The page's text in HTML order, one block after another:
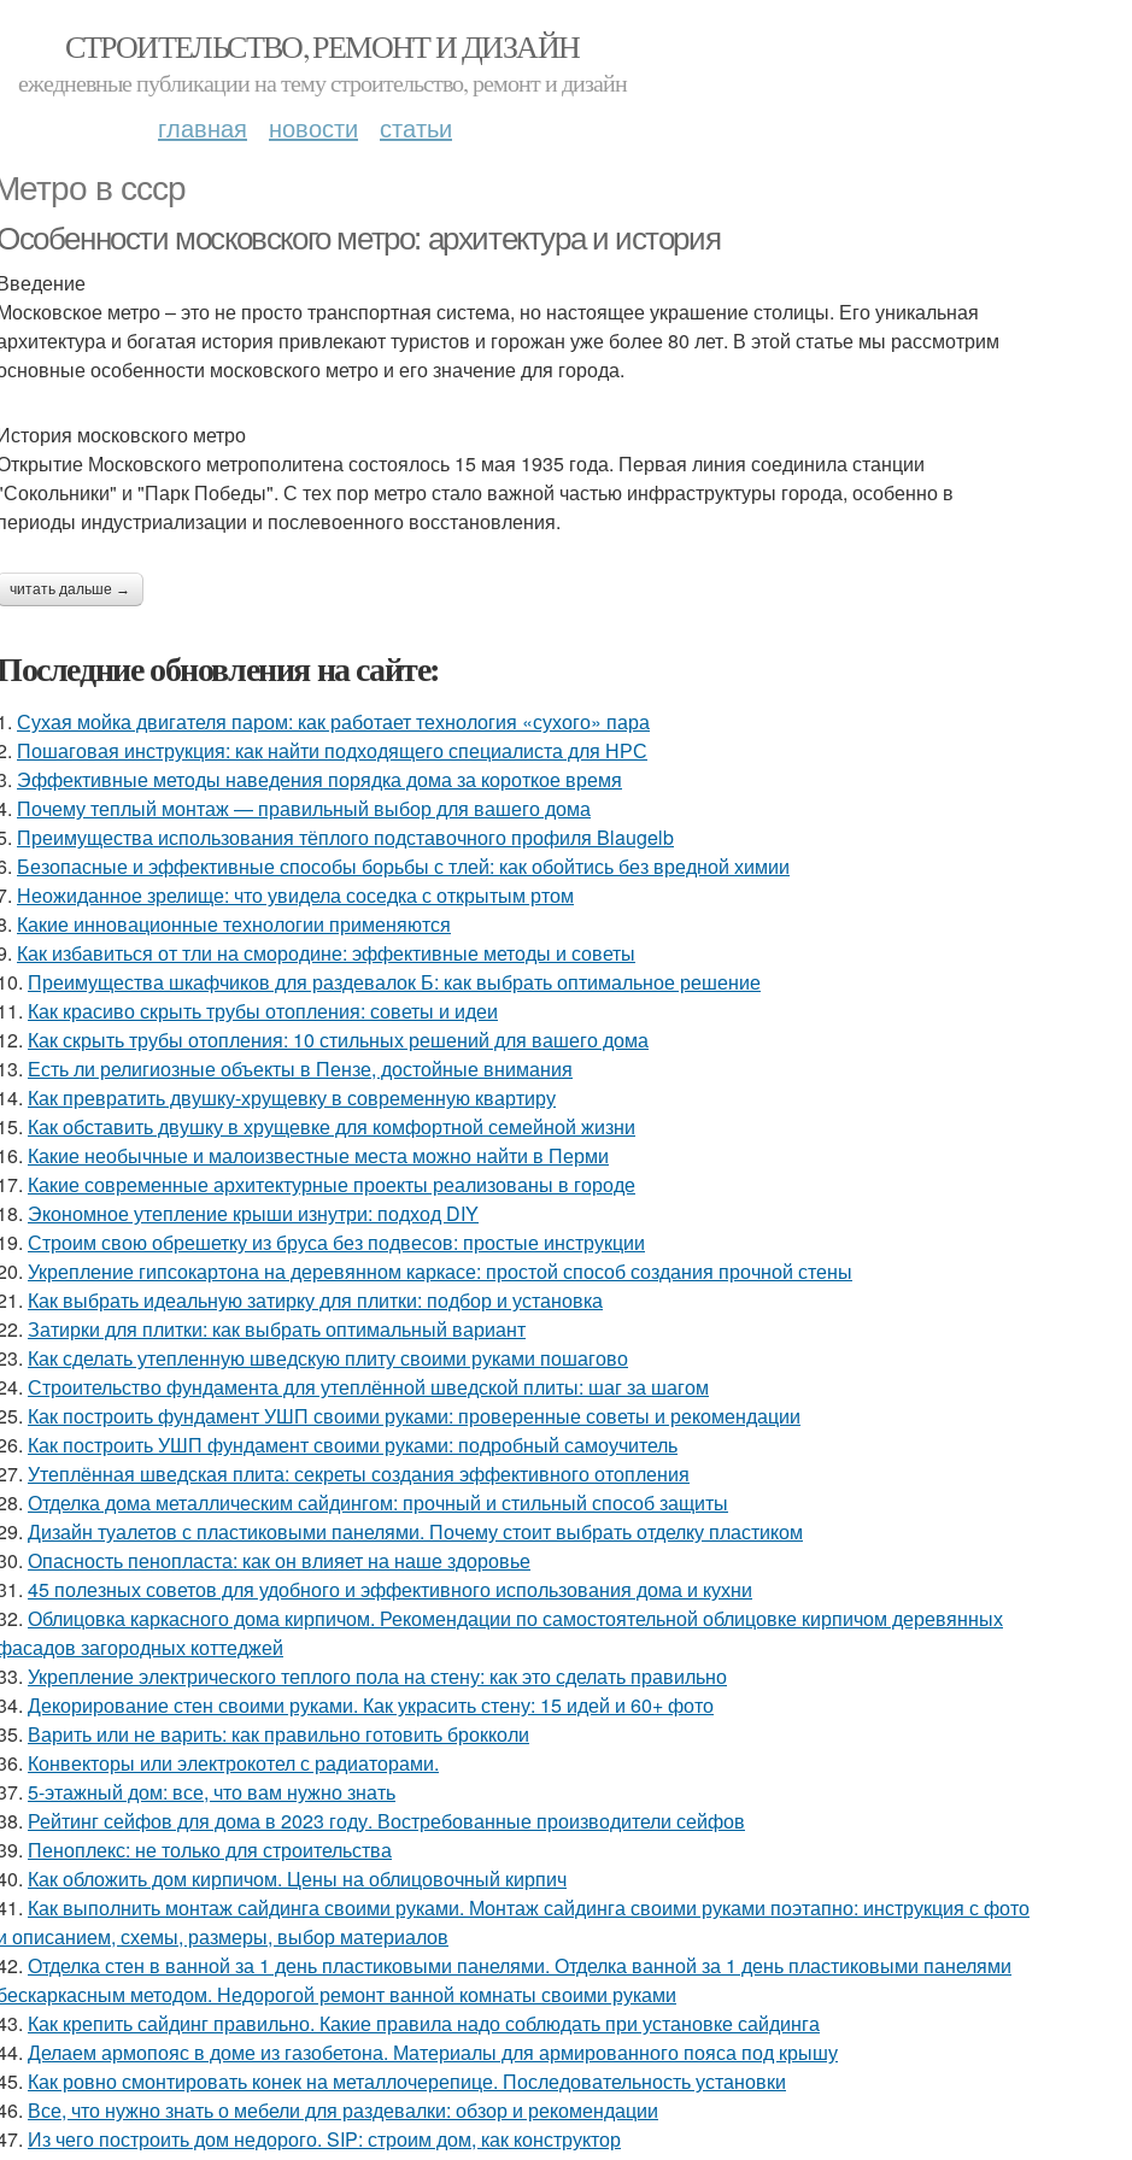
СТРОИТЕЛЬСТВО, РЕМОНТ И ДИЗАЙН
ежедневные публикации на тему строительство, ремонт и дизайн
главная новости статьи
в ссср
московского метро: архитектура и история
метро – это не просто транспортная система, но настоящее украшение столицы. Его уникальная
и богатая история привлекают туристов и горожан уже более 80 лет. В этой статье мы рассмотрим
особенности московского метро и его значение для города.
московского метро
Московского метрополитена состоялось 15 мая 1935 года. Первая линия соединила станции
и "Парк Победы". С тех пор метро стало важной частью инфраструктуры города, особенно в
индустриализации и послевоенного восстановления.
читать дальше →
обновления на сайте:
Сухая мойка двигателя паром: как работает технология «сухого» пара
Пошаговая инструкция: как найти подходящего специалиста для НРС
Эффективные методы наведения порядка дома за короткое время
Почему теплый монтаж — правильный выбор для вашего дома
Преимущества использования тёплого подставочного профиля Blaugelb
Безопасные и эффективные способы борьбы с тлей: как обойтись без вредной химии
Неожиданное зрелище: что увидела соседка с открытым ртом
Какие инновационные технологии применяются
Как избавиться от тли на смородине: эффективные методы и советы
Преимущества шкафчиков для раздевалок Б: как выбрать оптимальное решение
Как красиво скрыть трубы отопления: советы и идеи
Как скрыть трубы отопления: 10 стильных решений для вашего дома
Есть ли религиозные объекты в Пензе, достойные внимания
Как превратить двушку-хрущевку в современную квартиру
Как обставить двушку в хрущевке для комфортной семейной жизни
Какие необычные и малоизвестные места можно найти в Перми
Какие современные архитектурные проекты реализованы в городе
Экономное утепление крыши изнутри: подход DIY
Строим свою обрешетку из бруса без подвесов: простые инструкции
Укрепление гипсокартона на деревянном каркасе: простой способ создания прочной стены
Как выбрать идеальную затирку для плитки: подбор и установка
Затирки для плитки: как выбрать оптимальный вариант
Как сделать утепленную шведскую плиту своими руками пошагово
Строительство фундамента для утеплённой шведской плиты: шаг за шагом
Как построить фундамент УШП своими руками: проверенные советы и рекомендации
Как построить УШП фундамент своими руками: подробный самоучитель
Утеплённая шведская плита: секреты создания эффективного отопления
Отделка дома металлическим сайдингом: прочный и стильный способ защиты
Дизайн туалетов с пластиковыми панелями. Почему стоит выбрать отделку пластиком
Опасность пенопласта: как он влияет на наше здоровье
45 полезных советов для удобного и эффективного использования дома и кухни
Облицовка каркасного дома кирпичом. Рекомендации по самостоятельной облицовке кирпичом деревянных
загородных коттеджей
Укрепление электрического теплого пола на стену: как это сделать правильно
Декорирование стен своими руками. Как украсить стену: 15 идей и 60+ фото
Варить или не варить: как правильно готовить брокколи
Конвекторы или электрокотел с радиаторами.
5-этажный дом: все, что вам нужно знать
Рейтинг сейфов для дома в 2023 году. Востребованные производители сейфов
Пеноплекс: не только для строительства
Как обложить дом кирпичом. Цены на облицовочный кирпич
Как выполнить монтаж сайдинга своими руками. Монтаж сайдинга своими руками поэтапно: инструкция с фото
описанием, схемы, размеры, выбор материалов
Отделка стен в ванной за 1 день пластиковыми панелями. Отделка ванной за 1 день пластиковыми панелями
методом. Недорогой ремонт ванной комнаты своими руками
Как крепить сайдинг правильно. Какие правила надо соблюдать при установке сайдинга
Делаем армопояс в доме из газобетона. Материалы для армированного пояса под крышу
Как ровно смонтировать конек на металлочерепице. Последовательность установки
Все, что нужно знать о мебели для раздевалки: обзор и рекомендации
Из чего построить дом недорого. SIP: строим дом, как конструктор